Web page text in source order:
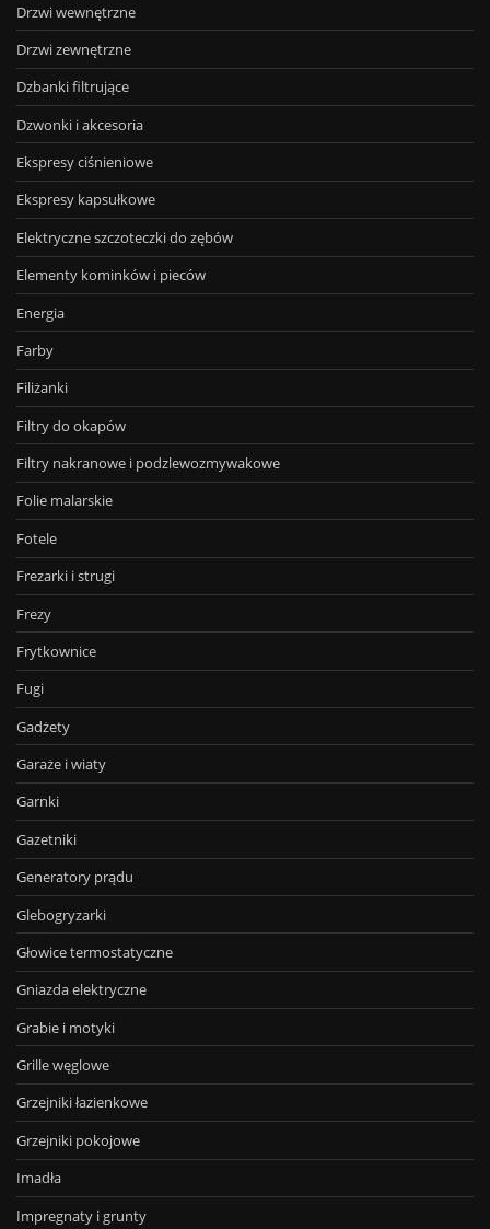
Drzwi wewnętrzne
Drzwi zewnętrzne
Dzbanki filtrujące
Dzwonki i akcesoria
Ekspresy ciśnieniowe
Ekspresy kapsułkowe
Elektryczne szczoteczki do zębów
Elementy kominków i pieców
Energia
Farby
Filiżanki
Filtry do okapów
Filtry nakranowe i podzlewozmywakowe
Folie malarskie
Fotele
Frezarki i strugi
Frezy
Frytkownice
Fugi
Gadżety
Garaże i wiaty
Garnki
Gazetniki
Generatory prądu
Glebogryzarki
Głowice termostatyczne
Gniazda elektryczne
Grabie i motyki
Grille węglowe
Grzejniki łazienkowe
Grzejniki pokojowe
Imadła
Impregnaty i grunty